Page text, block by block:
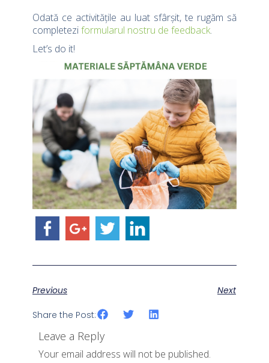
Odată ce activitățile au luat sfârșit, te rugăm să
completeziformularul nostru de feedback.
Let’s do it!
Previous Next
Share the Post:
Leave a Reply
Your email address will not be published.